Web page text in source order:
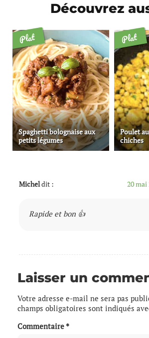
Découvrez
Plat
Spaghetti bolognaise aux
petits légumes
Plat
Poulet
chiches
Micheldit : 20 mai
Rapide et bon 👍
Laisser un
Votre adresse e-mail ne sera pas
champs obligatoires sont indiqués
Commentaire *